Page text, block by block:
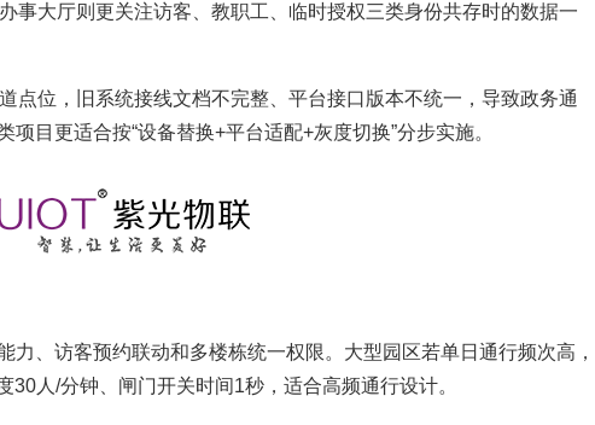
事大厅则更关注访客、教职工、临时授权三类身份共存时的数据一
点位，旧系统接线文档不完整、平台接口版本不统一，导致政务通
目更适合按“设备替换+平台适配+灰度切换”分步实施。
力、访客预约联动和多楼栋统一权限。大型园区若单日通行频次高，
人/分钟、闸门开关时间1秒，适合高频通行设计。